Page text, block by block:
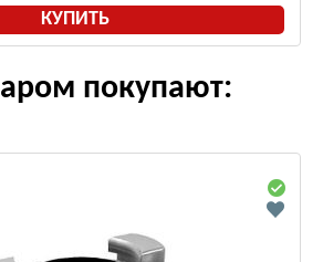
КУПИТЬ
покупают: